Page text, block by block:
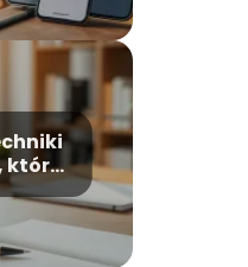
które